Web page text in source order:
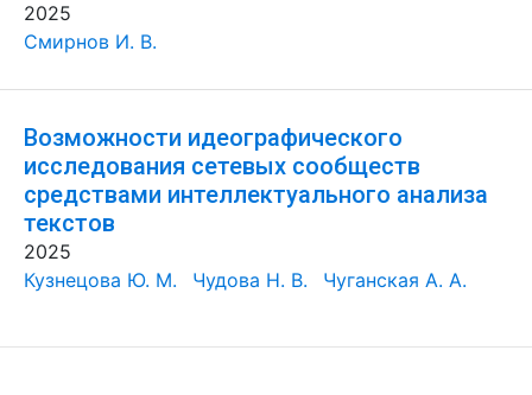
2025
Смирнов И. В.
Возможности идеографического
исследования сетевых сообществ
средствами интеллектуального анализа
текстов
2025
Кузнецова Ю. М.
Чудова Н. В. Чуганская А. А.